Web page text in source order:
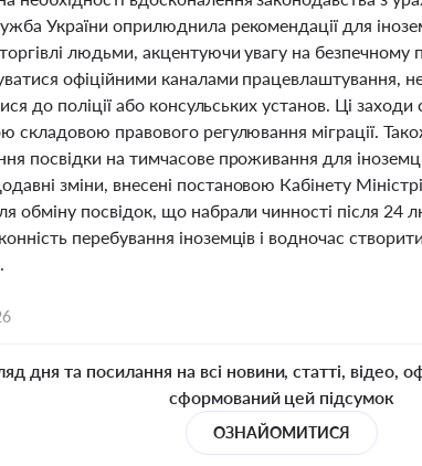
України оприлюднила рекомендації для
людьми, акцентуючи увагу на безпечному
офіційними каналами працевлаштування,
до поліції або консульських установ. Ці
складовою правового регулювання міграції.
посвідки на тимчасове проживання для
зміни, внесені постановою Кабінету
обміну посвідок, що набрали чинності після 24
перебування іноземців і водночас
дня та посилання на всі новини, статті, відео,
сформований цей підсумок
ОЗНАЙОМИТИСЯ